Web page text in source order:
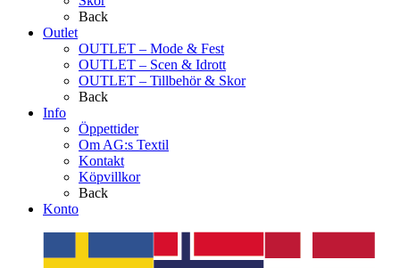
Back
Outlet
OUTLET – Mode & Fest
OUTLET – Scen & Idrott
OUTLET – Tillbehör & Skor
Back
Info
Öppettider
Om AG:s Textil
Kontakt
Köpvillkor
Back
Konto